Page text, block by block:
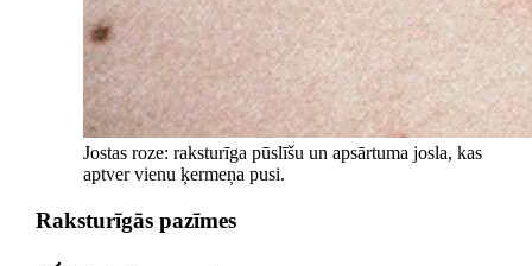
Jostas roze: raksturīga pūslīšu un apsārtuma josla, kas
aptver vienu ķermeņa pusi.
Raksturīgās pazīmes